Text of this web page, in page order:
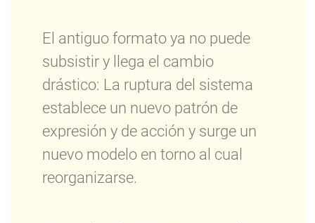
El antiguo formato ya no puede
subsistir y llega el cambio
drástico: La ruptura del sistema
establece un nuevo patrón de
expresión y de acción y surge un
nuevo modelo en torno al cual
reorganizarse.